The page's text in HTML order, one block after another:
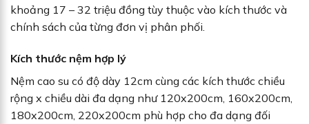
khoảng 17 – 32 triệu đồng tùy thuộc vào kích thước và
chính sách của từng đơn vị phân phối.
Kích thước nệm hợp lý
Nệm cao su có độ dày 12cm cùng các kích thước chiều
rộng x chiều dài đa dạng như 120x200cm, 160x200cm,
180x200cm, 220x200cm phù hợp cho đa dạng đối